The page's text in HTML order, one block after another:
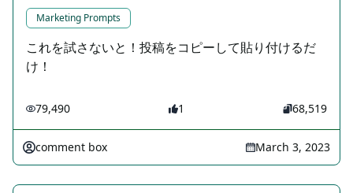
Marketing Prompts
これを試さないと！投稿をコピーして貼り付けるだ
け！
79,490 1 68,519
comment box March 3, 2023